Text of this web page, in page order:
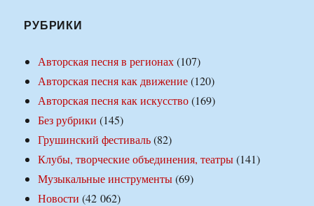
РУБРИКИ
Авторская песня в регионах(107)
Авторская песня как движение(120)
Авторская песня как искусство(169)
Без рубрики (145)
Грушинский фестиваль(82)
Клубы, творческие объединения, театры(141)
Музыкальные инструменты(69)
Новости (42 062)